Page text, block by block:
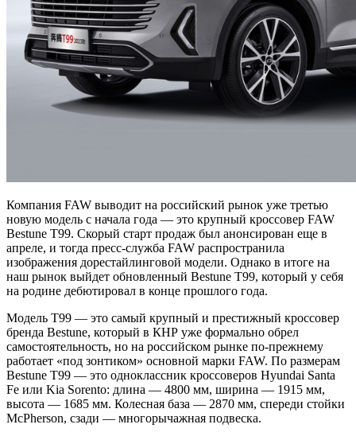
Компания FAW выводит на российский рынок уже третью
новую модель с начала года — это крупный кроссовер FAW
Bestune T99. Скорый старт продаж был анонсирован еще в
апреле, и тогда пресс-служба FAW распространила
изображения дорестайлинговой модели. Однако в итоге на
наш рынок выйдет обновленный Bestune T99, который у себя
на родине дебютировал в конце прошлого года.
Модель T99 — это самый крупный и престижный кроссовер
бренда Bestune, который в КНР уже формально обрел
самостоятельность, но на российском рынке по-прежнему
работает «под зонтиком» основной марки FAW. По размерам
Bestune T99 — это одноклассник кроссоверов Hyundai Santa
Fe или Kia Sorento: длина — 4800 мм, ширина — 1915 мм,
высота — 1685 мм. Колесная база — 2870 мм, спереди стойки
McPherson, сзади — многорычажная подвеска.